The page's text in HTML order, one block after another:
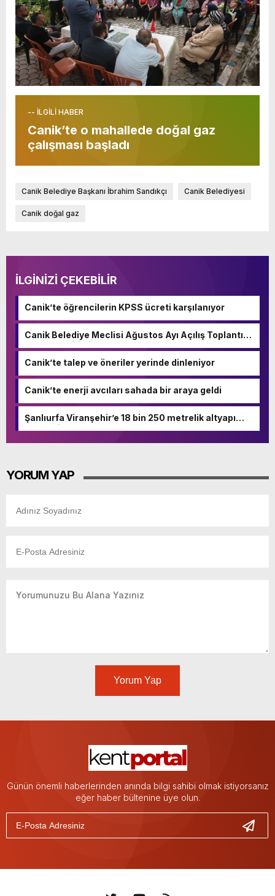
-- İLGİLİ HABER
Canik’te o mahallede doğal gaz
çalışması başladı
Canik Belediye Başkanı İbrahim Sandıkçı Canik Belediyesi
Canik doğal gaz
İLGİNİZİ ÇEKEBİLİR
Canik’te öğrencilerin KPSS ücreti karşılanıyor
Canik Belediye Meclisi Ağustos Ayı Açılış Toplantısı
gerçekleştirildi
Canik’te talep ve öneriler yerinde dinleniyor
Canik’te enerji avcıları sahada bir araya geldi
Şanlıurfa Viranşehir’e 18 bin 250 metrelik altyapı
hamlesi
YORUM YAP
Yorum Yap
Günün önemli haberlerinden anında bilgi sahibi olmak istiyorsanız
eğer haber bültenine üye olun.